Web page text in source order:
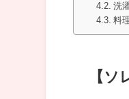
洗
料
【ソ